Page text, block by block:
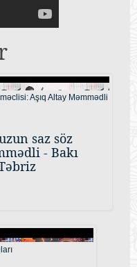
saz söz
- Bakı